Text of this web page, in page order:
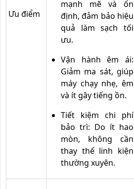
Ưu điểm
mạnh mẽ và ổn
định, đảm bảo hiệu
quả làm sạch tối
ưu.
Vận hành êm ái:
Giảm ma sát, giúp
máy chạy nhẹ, êm
và ít gây tiếng ồn.
Tiết kiệm chi phí
bảo trì: Do ít hao
mòn, không cần
thay thế linh kiện
thường xuyên.